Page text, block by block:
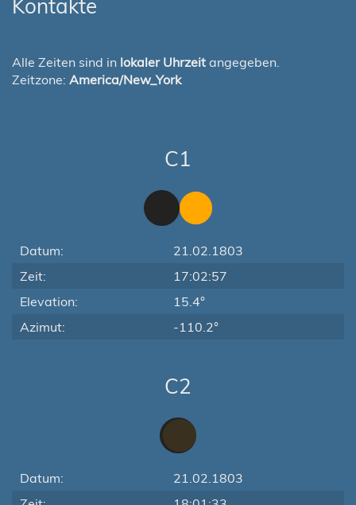
Kontakte
Alle Zeiten sind in lokaler Uhrzeit angegeben.
Zeitzone: America/New_York
C1
Datum:
21.02.1803
Zeit:
17:02:57
Elevation:
15.4°
Azimut:
-110.2°
C2
Datum:
21.02.1803